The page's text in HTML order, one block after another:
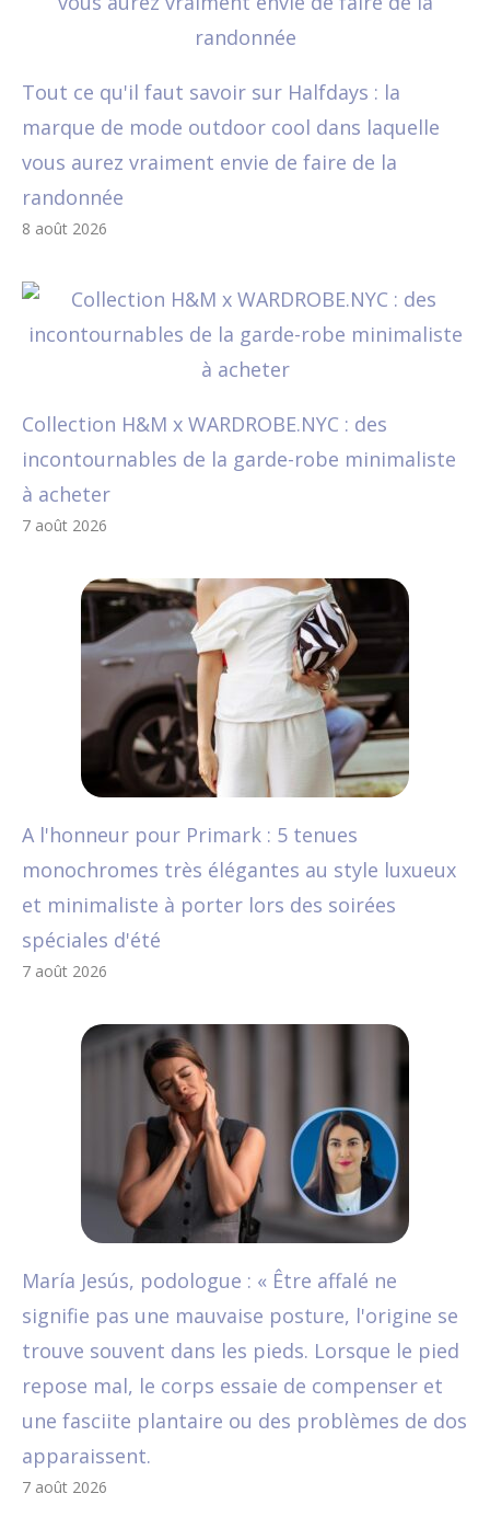
Tout ce qu'il faut savoir sur Halfdays : la
marque de mode outdoor cool dans laquelle
vous aurez vraiment envie de faire de la
randonnée
8 août 2026
Collection H&M x WARDROBE.NYC : des
incontournables de la garde-robe minimaliste
à acheter
7 août 2026
A l'honneur pour Primark : 5 tenues
monochromes très élégantes au style luxueux
et minimaliste à porter lors des soirées
spéciales d'été
7 août 2026
María Jesús, podologue : « Être affalé ne
signifie pas une mauvaise posture, l'origine se
trouve souvent dans les pieds. Lorsque le pied
repose mal, le corps essaie de compenser et
une fasciite plantaire ou des problèmes de dos
apparaissent.
7 août 2026